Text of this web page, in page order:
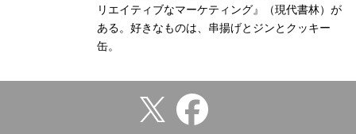
リエイティブなマーケティング』（現代書林）が
ある。好きなものは、串揚げとジンとクッキー
缶。